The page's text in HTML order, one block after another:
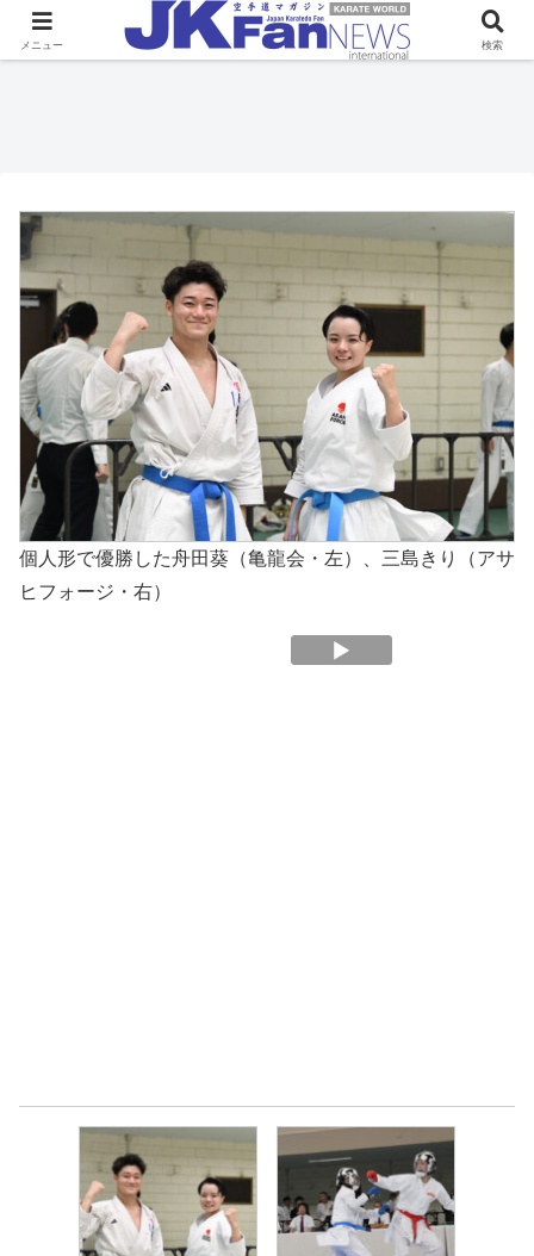
個人形で優勝した舟田葵（亀龍会・左）、三島きり（アサ
ヒフォージ・右）
メニュー 検索